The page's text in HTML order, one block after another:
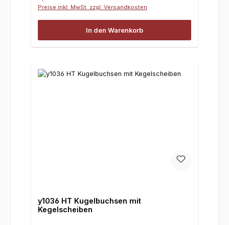
Preise inkl. MwSt. zzgl. Versandkosten
In den Warenkorb
y1036 HT Kugelbuchsen mit
Kegelscheiben